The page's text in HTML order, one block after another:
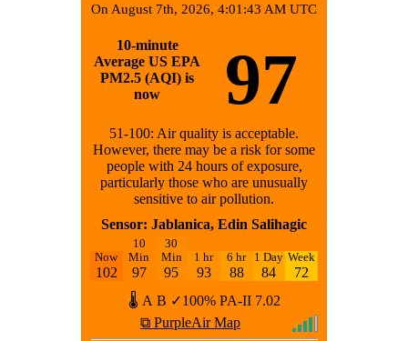
On August 7th, 2026, 4:01:43 AM UTC
10-minute
Average US EPA
PM2.5 (AQI) is
now
97
51-100: Air quality is acceptable.
However, there may be a risk for some
people with 24 hours of exposure,
particularly those who are unusually
sensitive to air pollution.
Sensor: Jablanica, Edin Salihagic
Now
102
10
Min
97
30
Min
95
1 hr
93
6 hr
88
1 Day
84
Week
72
🌡 A B ✓100% PA-II 7.02
⧉ PurpleAir Map